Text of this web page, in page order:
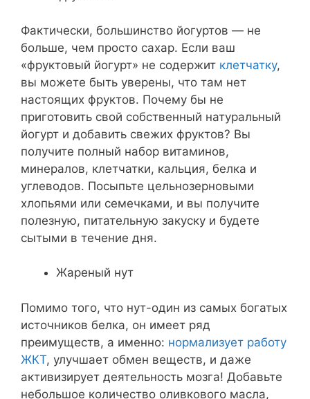
Фактически, большинство йогуртов — не
больше, чем просто сахар. Если ваш
«фруктовый йогурт» не содержит клетчатку,
вы можете быть уверены, что там нет
настоящих фруктов. Почему бы не
приготовить свой собственный натуральный
йогурт и добавить свежих фруктов? Вы
получите полный набор витаминов,
минералов, клетчатки, кальция, белка и
углеводов. Посыпьте цельнозерновыми
хлопьями или семечками, и вы получите
полезную, питательную закуску и будете
сытыми в течение дня.
Жареный нут
Помимо того, что нут-один из самых богатых
источников белка, он имеет ряд
преимуществ, а именно: нормализует работу
ЖКТ, улучшает обмен веществ, и даже
активизирует деятельность мозга! Добавьте
небольшое количество оливкового масла,